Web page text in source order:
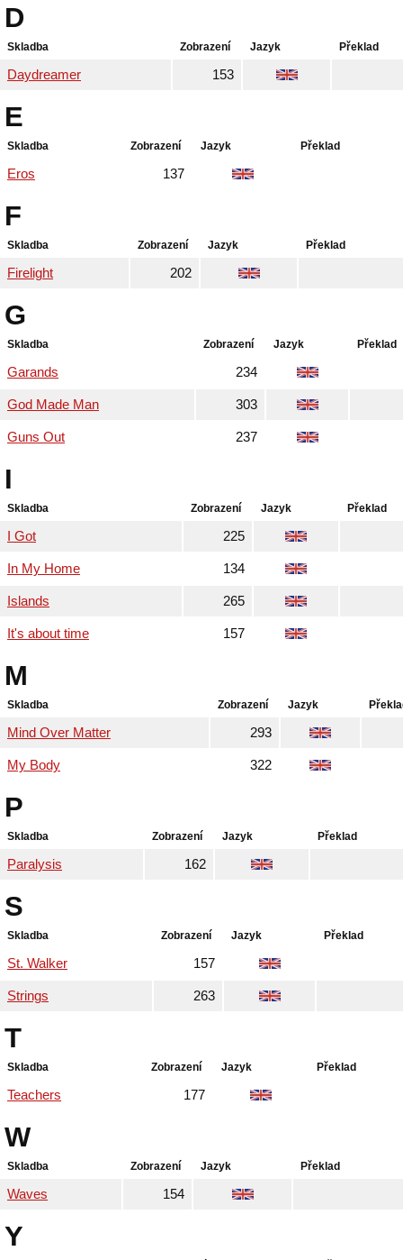
D
Skladba Zobrazení Jazyk Překlad
Daydreamer 153
E
Skladba Zobrazení Jazyk Překlad
Eros 137
F
Skladba Zobrazení Jazyk Překlad
Firelight 202
G
Skladba Zobrazení Jazyk Překlad
Garands 234
God Made Man 303
Guns Out 237
I
Skladba Zobrazení Jazyk Překlad
I Got 225
In My Home 134
Islands 265
It's about time 157
M
Skladba Zobrazení Jazyk
Mind Over Matter 293
My Body 322
P
Skladba Zobrazení Jazyk Překlad
Paralysis 162
S
Skladba Zobrazení Jazyk Překlad
St. Walker 157
Strings 263
T
Skladba Zobrazení Jazyk Překlad
Teachers 177
W
Skladba Zobrazení Jazyk Překlad
Waves 154
Y